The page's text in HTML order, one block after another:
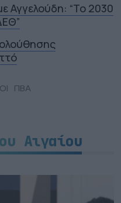
Αγγελούδη: “Το 2030
ΠΒΑ
Αιγαίου